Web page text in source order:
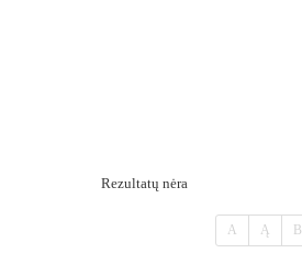
Rezultatų nėra
A Ą B